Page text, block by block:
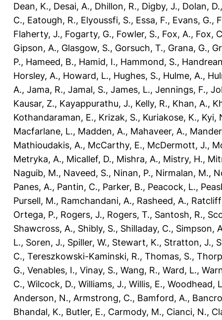
Dean, K., Desai, A., Dhillon, R., Digby, J., Dolan, D.
C., Eatough, R., Elyoussfi, S., Essa, F., Evans, G.,
Flaherty, J., Fogarty, G., Fowler, S., Fox, A., Fox,
Gipson, A., Glasgow, S., Gorsuch, T., Grana, G.,
P., Hameed, B., Hamid, I., Hammond, S.,
Horsley, A., Howard, L., Hughes, S., Hulme, A.,
A., Jama, R., Jamal, S., James, L., Jennings, F.,
Kausar, Z., Kayappurathu, J., Kelly, R., Khan, A.,
Kothandaraman, E., Krizak, S., Kuriakose, K., Kyi,
Macfarlane, L., Madden, A., Mahaveer, A.,
Mathioudakis, A., McCarthy, E., McDermott, J.,
Metryka, A., Micallef, D., Mishra, A., Mistry, H.,
Naguib, M., Naveed, S., Ninan, P., Nirmalan, M.,
Panes, A., Pantin, C., Parker, B., Peacock, L.,
Pursell, M., Ramchandani, A., Rasheed, A.,
Ortega, P., Rogers, J., Rogers, T., Santosh, R.,
Shawcross, A., Shibly, S., Shilladay, C., Simpson,
L., Soren, J., Spiller, W., Stewart, K., Stratton, J.,
C., Tereszkowski-Kaminski, R., Thomas, S.,
G., Venables, I., Vinay, S., Wang, R., Ward, L.,
C., Wilcock, D., Williams, J., Willis, E., Woodhead,
Anderson, N., Armstrong, C., Bamford, A.,
Bhandal, K., Butler, E., Carmody, M., Cianci, N.,